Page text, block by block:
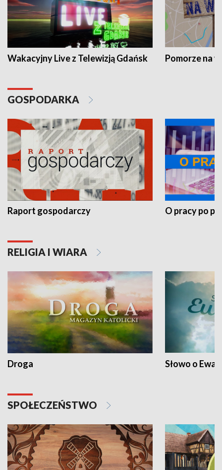
Wakacyjny Live z Telewizją Gdańsk Pomorze na
GOSPODARKA
Raport gospodarczy O pracy po
RELIGIA I WIARA
Droga Słowo o
SPOŁECZEŃSTWO